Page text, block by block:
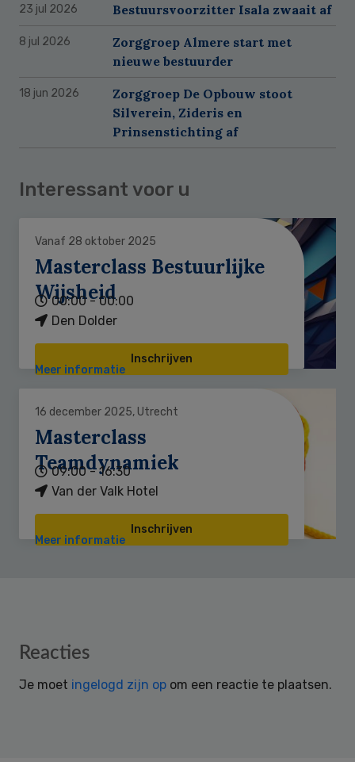
23 jul 2026 Bestuursvoorzitter Isala zwaait af
8 jul 2026
Zorggroep Almere start met
nieuwe bestuurder
18 jun 2026
Zorggroep De Opbouw stoot
Silverein, Zideris en
Prinsenstichting af
Interessant voor u
Vanaf 28 oktober 2025
Masterclass Bestuurlijke
Wijsheid
00:00 - 00:00
Den Dolder
Inschrijven
Meer informatie
16 december 2025, Utrecht
Masterclass
Teamdynamiek
09:00 - 16:30
Van der Valk Hotel
Inschrijven
Meer informatie
Reader
Reacties
Je moet ingelogd zijn op om een reactie te plaatsen.